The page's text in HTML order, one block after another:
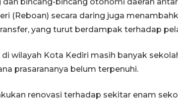
(Reboan) secara daring juga
yang turut berdampak terhadap
wilayah Kota Kediri masih banyak
prasarananya belum terpenuhi.
renovasi terhadap sekitar enam